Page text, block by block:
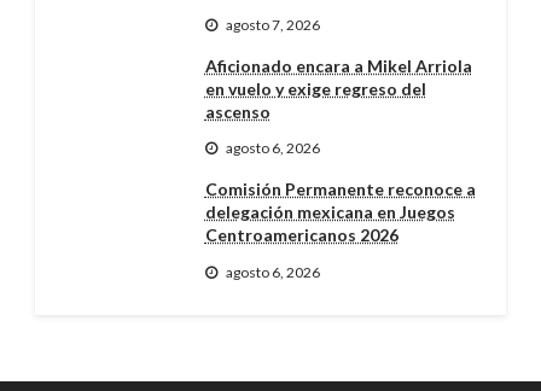
agosto 7, 2026
Aficionado encara a Mikel Arriola
en vuelo y exige regreso del
ascenso
agosto 6, 2026
Comisión Permanente reconoce a
delegación mexicana en Juegos
Centroamericanos 2026
agosto 6, 2026